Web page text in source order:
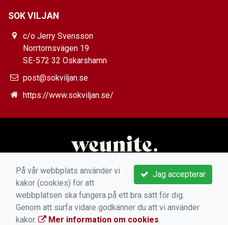
SOK VILJAN
c/o Jerry Svensson
Norrtornsvägen 19
SE-572 32 Oskarshamn
post@sokviljan.se
https://www.sokviljan.se/
Jag accepterar
På vår webbplats använder vi
kakor (cookies) för att
webbplatsen ska fungera på ett bra sätt för dig.
Genom att surfa vidare godkänner du att vi använder
kakor.
Mer information om cookies.